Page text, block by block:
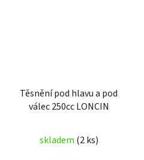
Těsnění pod hlavu a pod
válec 250cc LONCIN
skladem (2 ks)